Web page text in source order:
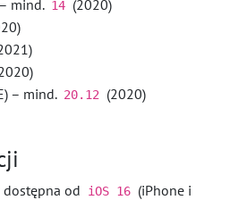
mind. 14 (2020)
– mind. 20.12 (2020)
od iOS 16 (iPhone i